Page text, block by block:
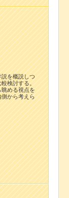
を概説しつ
検討する。
める視点を
から考えら